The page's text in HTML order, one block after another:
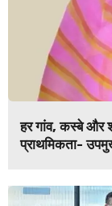
हर गांव, कस्बे और
प्राथमिकता-